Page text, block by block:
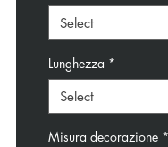
Select
Lunghezza *
Select
Misura decorazione *